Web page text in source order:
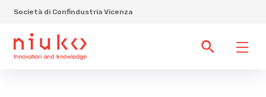
Società di Confindustria Vicenza